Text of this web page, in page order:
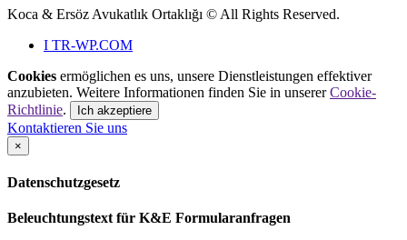
Koca & Ersöz Avukatlık Ortaklığı © All Rights Reserved.
I TR-WP.COM
Cookies ermöglichen es uns, unsere Dienstleistungen effektiver
anzubieten. Weitere Informationen finden Sie in unsererCookie-
Richtlinie. Ich akzeptiere
Kontaktieren Sie uns
×
Datenschutzgesetz
Beleuchtungstext für K&E Formularanfragen